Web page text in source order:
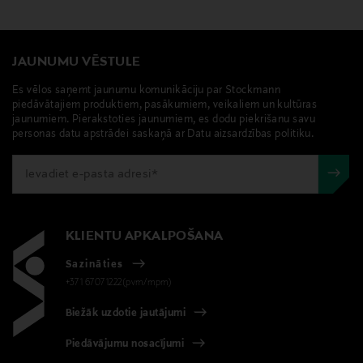
JAUNUMU VĒSTULE
Es vēlos saņemt jaunumu komunikāciju par Stockmann
piedāvātajiem produktiem, pasākumiem, veikaliem un kultūras
jaunumiem. Pierakstoties jaunumiem, es dodu piekrišanu savu
personas datu apstrādei saskaņā ar Datu aizsardzības politiku.
KLIENTU APKALPOŠANA
Sazināties
+371 67071222(pvm/mpm)
Biežāk uzdotie jautājumi
Piedāvājumu nosacījumi